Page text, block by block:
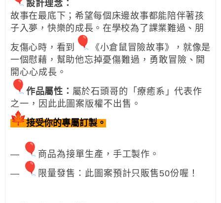
設計理念：
故事在最底下；希望每個床邊故事都能陪伴著孩
子入夢，快樂的成長。在學校為了課業難過、朋
友傷心時，看到
《小倉鼠冒險故事》，就像是
一個慰藉，幫助他忘掉憂傷難過，勇敢冒險、開
開心心成長。
作品屬性 ： 屬於石頭哥的「療癒系」代表作
之一，因此此圖案版權不出售。
接受你的專屬訂製。
—
商品為接單生產，手工製作。
—
限量發售：此圖案預計只販售50份喔！